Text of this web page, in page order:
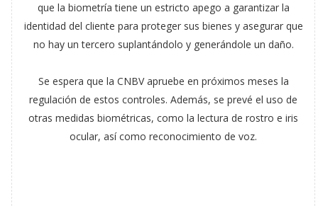
que la biometría tiene un estricto apego a garantizar la
identidad del cliente para proteger sus bienes y asegurar que
no hay un tercero suplantándolo y generándole un daño.
Se espera que la CNBV apruebe en próximos meses la
regulación de estos controles. Además, se prevé el uso de
otras medidas biométricas, como la lectura de rostro e iris
ocular, así como reconocimiento de voz.